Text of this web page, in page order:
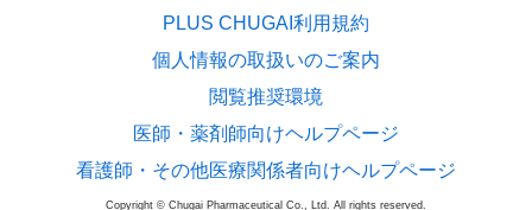
PLUS CHUGAI利用規約
個人情報の取扱いのご案内
閲覧推奨環境
医師・薬剤師向けヘルプページ
看護師・その他医療関係者向けヘルプページ
Copyright © Chugai Pharmaceutical Co., Ltd. All rights reserved.